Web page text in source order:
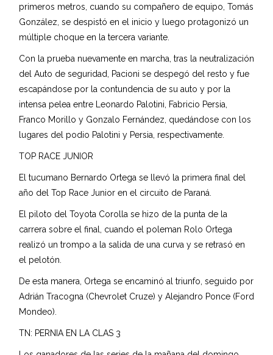
primeros metros, cuando su compañero de equipo, Tomás
González, se despistó en el inicio y luego protagonizó un
múltiple choque en la tercera variante.
Con la prueba nuevamente en marcha, tras la neutralización
del Auto de seguridad, Pacioni se despegó del resto y fue
escapándose por la contundencia de su auto y por la
intensa pelea entre Leonardo Palotini, Fabricio Persia,
Franco Morillo y Gonzalo Fernández, quedándose con los
lugares del podio Palotini y Persia, respectivamente.
TOP RACE JUNIOR
El tucumano Bernardo Ortega se llevó la primera final del
año del Top Race Junior en el circuito de Paraná.
El piloto del Toyota Corolla se hizo de la punta de la
carrera sobre el final, cuando el poleman Rolo Ortega
realizó un trompo a la salida de una curva y se retrasó en
el pelotón.
De esta manera, Ortega se encaminó al triunfo, seguido por
Adrián Tracogna (Chevrolet Cruze) y Alejandro Ponce (Ford
Mondeo).
TN: PERNIA EN LA CLAS 3